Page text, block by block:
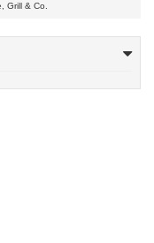
Grill & Co.